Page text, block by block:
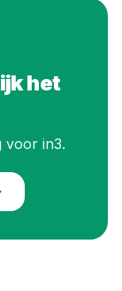
het
voor in3.